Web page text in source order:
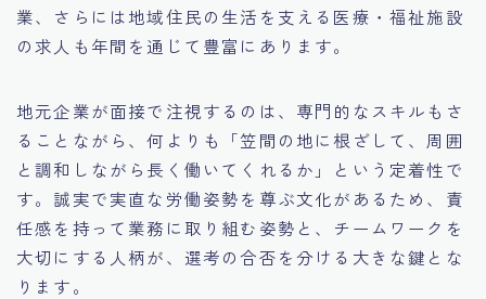
業、さらには地域住民の生活を支える医療・福祉施設
の求人も年間を通じて豊富にあります。
地元企業が面接で注視するのは、専門的なスキルもさ
ることながら、何よりも「笠間の地に根ざして、周囲
と調和しながら長く働いてくれるか」という定着性で
す。誠実で実直な労働姿勢を尊ぶ文化があるため、責
任感を持って業務に取り組む姿勢と、チームワークを
大切にする人柄が、選考の合否を分ける大きな鍵とな
ります。